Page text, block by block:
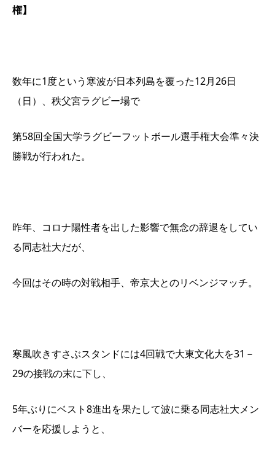
権】
数年に1度という寒波が日本列島を覆った12月26日
（日）、秩父宮ラグビー場で
第58回全国大学ラグビーフットボール選手権大会準々決
勝戦が行われた。
昨年、コロナ陽性者を出した影響で無念の辞退をしてい
る同志社大だが、
今回はその時の対戦相手、帝京大とのリベンジマッチ。
寒風吹きすさぶスタンドには4回戦で大東文化大を31－
29の接戦の末に下し、
5年ぶりにベスト8進出を果たして波に乗る同志社大メン
バーを応援しようと、